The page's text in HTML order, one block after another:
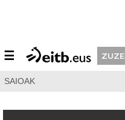
☰
SAIOAK